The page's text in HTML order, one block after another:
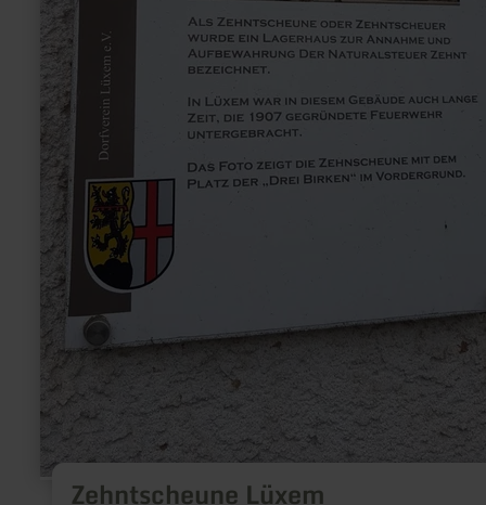
Zehntscheune Lüxem